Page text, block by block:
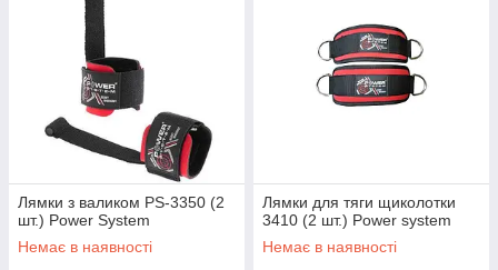
Лямки з валиком PS-3350 (2
шт.) Power System
Немає в наявності
Лямки для тяги щиколотки
3410 (2 шт.) Power system
Немає в наявності